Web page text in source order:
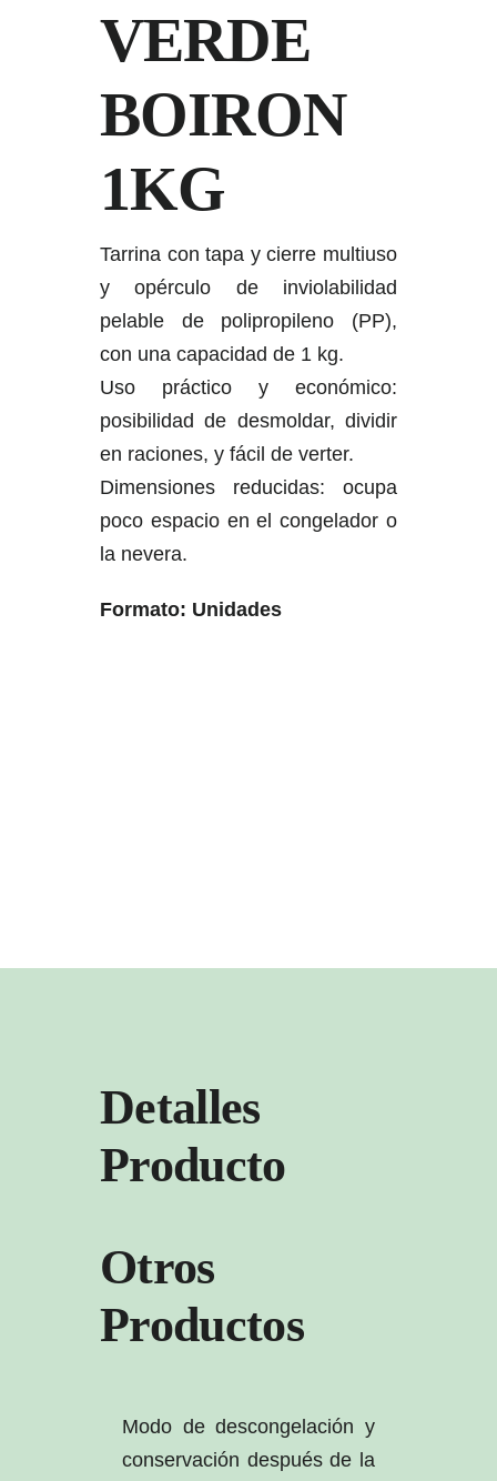
VERDE
BOIRON
1KG
Tarrina con tapa y cierre multiuso
y opérculo de inviolabilidad
pelable de polipropileno (PP),
con una capacidad de 1 kg.
Uso práctico y económico:
posibilidad de desmoldar, dividir
en raciones, y fácil de verter.
Dimensiones reducidas: ocupa
poco espacio en el congelador o
la nevera.
Formato: Unidades
Detalles
Producto
Otros
Productos
Modo de descongelación y
conservación después de la